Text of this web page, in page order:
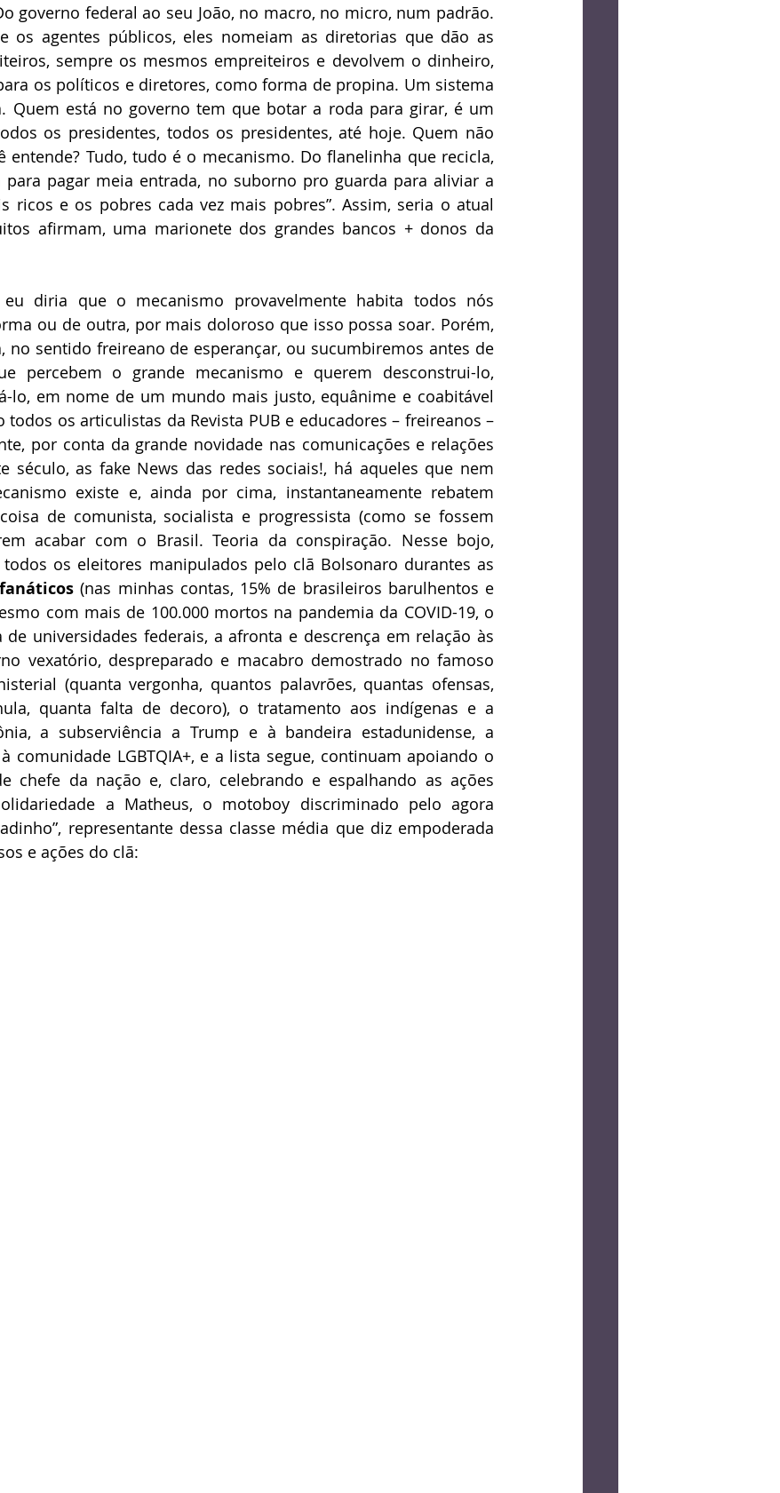
governo federal ao seu João, no macro, no micro, num padrão.
os agentes públicos, eles nomeiam as diretorias que dão as
sempre os mesmos empreiteiros e devolvem o dinheiro,
os políticos e diretores, como forma de propina. Um sistema
Quem está no governo tem que botar a roda para girar, é um
os presidentes, todos os presidentes, até hoje. Quem não
entende? Tudo, tudo é o mecanismo. Do flanelinha que recicla,
para pagar meia entrada, no suborno pro guarda para aliviar a
ricos e os pobres cada vez mais pobres”. Assim, seria o atual
afirmam, uma marionete dos grandes bancos + donos da
diria que o mecanismo provavelmente habita todos nós
ou de outra, por mais doloroso que isso possa soar. Porém,
no sentido freireano de esperançar, ou sucumbiremos antes de
percebem o grande mecanismo e querem desconstrui-lo,
lo, em nome de um mundo mais justo, equânime e coabitável
todos os articulistas da Revista PUB e educadores – freireanos –
por conta da grande novidade nas comunicações e relações
século, as fake News das redes sociais!, há aqueles que nem
existe e, ainda por cima, instantaneamente rebatem
de comunista, socialista e progressista (como se fossem
acabar com o Brasil. Teoria da conspiração. Nesse bojo,
todos os eleitores manipulados pelo clã Bolsonaro durantes as
fanáticos (nas minhas contas, 15% de brasileiros barulhentos e
com mais de 100.000 mortos na pandemia da COVID-19, o
universidades federais, a afronta e descrença em relação às
vexatório, despreparado e macabro demostrado no famoso
(quanta vergonha, quantos palavrões, quantas ofensas,
quanta falta de decoro), o tratamento aos indígenas e a
a subserviência a Trump e à bandeira estadunidense, a
comunidade LGBTQIA+, e a lista segue, continuam apoiando o
chefe da nação e, claro, celebrando e espalhando as ações
a Matheus, o motoboy discriminado pelo agora
representante dessa classe média que diz empoderada
e ações do clã: